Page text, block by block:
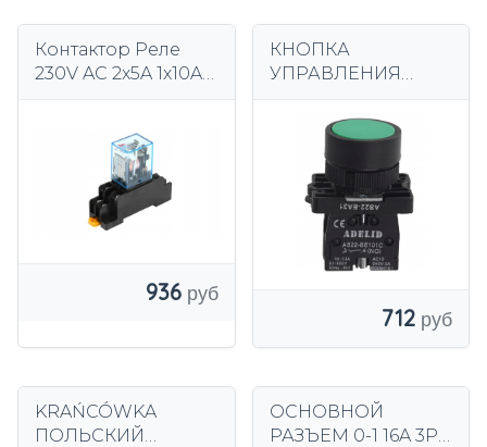
Контактор Реле
230V AC 2x5A 1x10A с
936
КНОПКА
УПРАВЛЕНИЯ
XB2 EA31 FI22
712
KRAŃCÓWKA
ПОЛЬСКИЙ
ОСНОВНОЙ
РАЗЪЕМ 0-1 16A 3P